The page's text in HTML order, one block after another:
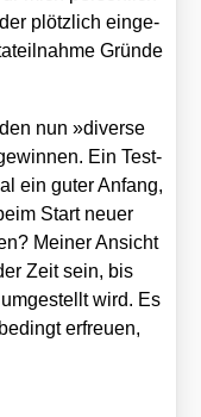
plötz­lich ein­ge­
Grün­de
nun »diver­se
Ein Test­
ein guter Anfang,
Start neu­er
Mei­ner Ansicht
Zeit sein, bis
wird. Es
erfreu­en,